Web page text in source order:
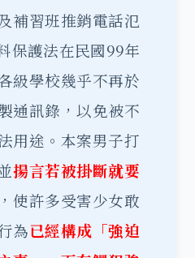
補習班推銷電話氾
保護法在民國99年
級學校幾乎不再於
通訊錄，以免被不
用途。 本案男子打
揚言若被掛斷就要
，使許多受害少女敢
為已經構成「強迫